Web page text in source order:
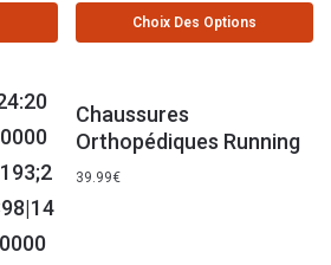
Choix Des Options
Chaussures
Orthopédiques Running
39.99€